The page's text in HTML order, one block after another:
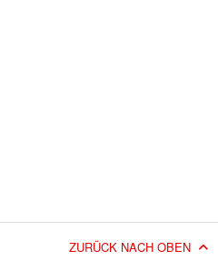
ZURÜCK NACH OBEN